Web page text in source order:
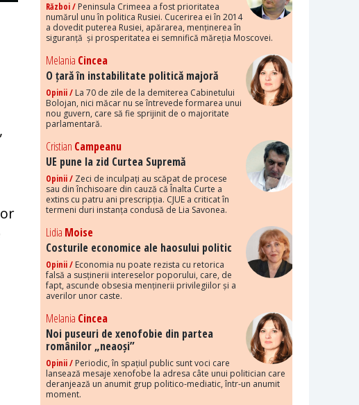
Război / Peninsula Crimeea a fost prioritatea
numărul unu în politica Rusiei. Cucerirea ei în 2014
a dovedit puterea Rusiei, apărarea, menținerea în
siguranță și prosperitatea ei semnifică măreția Moscovei.
Melania Cincea
O țară în instabilitate politică majoră
Opinii / La 70 de zile de la demiterea Cabinetului
Bolojan, nici măcar nu se întrevede formarea unui
nou guvern, care să fie sprijinit de o majoritate
parlamentară.
Cristian Campeanu
UE pune la zid Curtea Supremă
Opinii / Zeci de inculpați au scăpat de procese
sau din închisoare din cauză că Înalta Curte a
extins cu patru ani prescripția. CJUE a criticat în
termeni duri instanța condusă de Lia Savonea.
Lidia Moise
Costurile economice ale haosului politic
Opinii / Economia nu poate rezista cu retorica
falsă a susținerii intereselor poporului, care, de
fapt, ascunde obsesia menținerii privilegiilor și a
averilor unor caste.
Melania Cincea
Noi puseuri de xenofobie din partea
românilor „neaoși”
Opinii / Periodic, în spațiul public sunt voci care
lansează mesaje xenofobe la adresa câte unui politician care
deranjează un anumit grup politico-mediatic, într-un anumit
moment.